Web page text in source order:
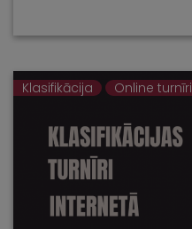
Klasifikācija Online turnīri